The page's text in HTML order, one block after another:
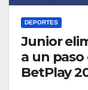
DEPORTES
Junior
a un paso
BetPlay